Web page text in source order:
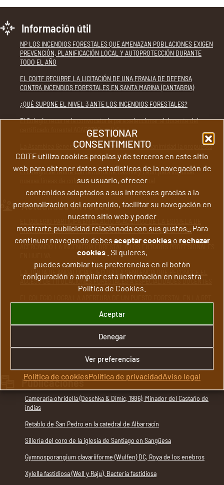
GESTIONAR
CONSENTIMIENTO
COITF utiliza cookies propias y de terceros en este sitio
web para obtener datos estadísticos de la navegación de
sus usuario, ofrecer
contenidos adaptados a sus intereses gracias a la
personalización del contenido, facilitar su navegación en
nuestro sitio web y poder
mostrarte publicidad relacionada con sus gustos.. Para
continuar navegando debes aceptar cookieso rechazar
cookies. Si quieres,
puedes cambiar tus preferencias en el botón
con|guración o ampliar esta información en nuestra
Política de Cookies.
Aceptar
Denegar
Ver preferencias
Política de cookiesPolítica de privacidadAviso legal
Información útil
NP LOS INCENDIOS FORESTALES QUE AMENAZAN POBLACIONES EXIGEN
PREVENCIÓN, PLANIFICACIÓN LOCAL Y AUTOPROTECCIÓN DURANTE
TODO EL AÑO
EL COITF RECURRE LA LICITACIÓN DE UNA FRANJA DE DEFENSA
CONTRA INCENDIOS FORESTALES EN SANTA MARINA (CANTABRIA)
¿QUÉ SUPONE EL NIVEL 3 ANTE LOS INCENDIOS FORESTALES?
El Colegio recurre la convocatoria para seleccionar al docente del
certificado forestal AGAR0309 en Udías
La Asamblea General del Colegio aprueba por unanimidad la propuesta
de modificación de los Estatutos colegiales
El Colegio se reúne con la Junta de Castilla y León para impulsar
nuevas líneas de colaboración en materia forestal
Actualidad en redes
EL COLEGIO PARTICIPA EN EL ACTO ACADÉMICO DE LA ESCUELA DE
INGENIERÍA AGRARIA Y FORESTAL DEL CAMPUS DE PONFERRADA
ACERCANDO LA INGENIERÍA FORESTAL A LOS FUTUROS PROFESIONALES
LA JUNTA DE ANDALUCÍA EJECUTA LA SENTENCIA QUE RECONOCE EL
ACCESO DE TITULACIONES FORESTALES A ESPECIALIDADES DOCENTES
EL COLEGIO PRESENTE EN LOS ACTOS DEL DÍA INTERNACIONAL DE LOS
BOSQUES CELEBRADOS EN MADRID
EL COLEGIO PARTICIPA EN LA MESA DE DIÁLOGO DEL PROYECTO
BOSQUES VIVOS SOBRE DEFORESTACIÓN IMPORTADA
Publicaciones
Cameraria ohridella (Deschka & Dimic, 1986), Minador del Castaño de
indias
Retablo de San Pedro en la catedral de Albarracín
Sillería del coro de la iglesia de Santiago en Sangüesa
Gymnosporangium clavariiforme (Wulfen) DC, Roya de los enebros
Xylella fastidiosa (Well y Raju), Bacteria fastidiosa